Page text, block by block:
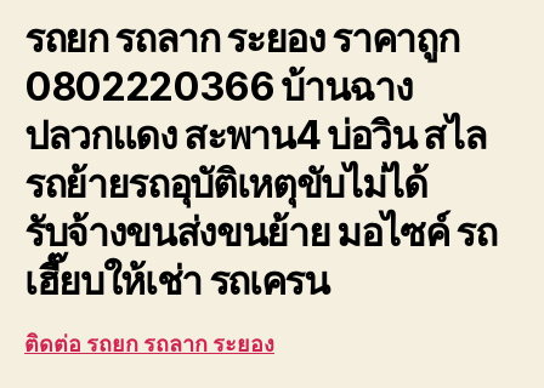
ปลวกแดง
สะพาน4
บ่อ
วิน
รถยก รถลาก ระยอง ราคาถูก
0802220366 บ้านฉาง
ปลวกแดง สะพาน4 บ่อวิน สไล
รถย้ายรถอุบัติเหตุขับไม่ได้
รับจ้างขนส่งขนย้าย มอไซค์ รถ
เฮี๊ยบให้เช่า รถเครน
ติดต่อ รถยก รถลาก ระยอง